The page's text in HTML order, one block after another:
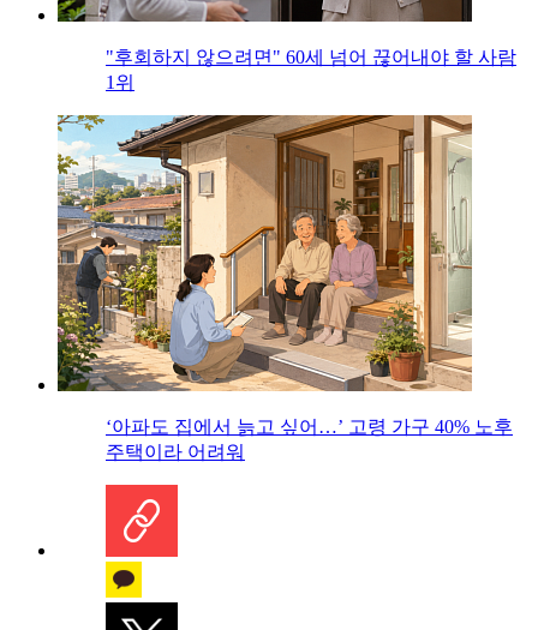
"후회하지 않으려면" 60세 넘어 끊어내야 할 사람
1위
‘아파도 집에서 늙고 싶어…’ 고령 가구 40% 노후
주택이라 어려워